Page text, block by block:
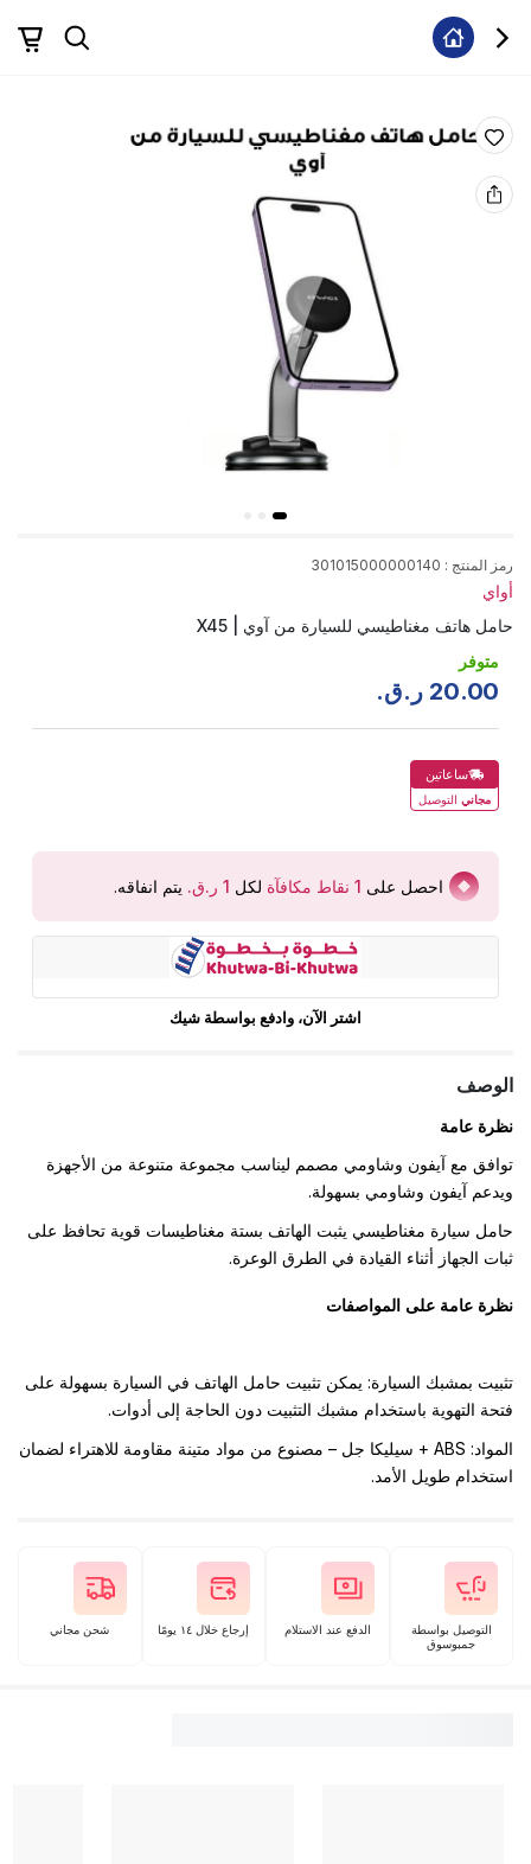
رمز المنتج :
301015000000140
أواي
حامل هاتف مغناطيسي للسيارة من آوي | X45
متوفر
20.00 ر.ق.
ساعاتين
مجاني التوصيل
احصل على 1 نقاط مكافآة لكل يتم انفاقه.
اشتر الآن، وادفع بواسطة شيك
الوصف
نظرة عامة
توافق مع آيفون وشاومي مصمم ليناسب مجموعة متنوعة من الأجهزة
ويدعم آيفون وشاومي بسهولة.
حامل سيارة مغناطيسي يثبت الهاتف بستة مغناطيسات قوية تحافظ على
ثبات الجهاز أثناء القيادة في الطرق الوعرة.
نظرة عامة على المواصفات
تثبيت بمشبك السيارة: يمكن تثبيت حامل الهاتف في السيارة بسهولة على
فتحة التهوية باستخدام مشبك التثبيت دون الحاجة إلى أدوات.
المواد: ‎ABS‎ + سيليكا جل – مصنوع من مواد متينة مقاومة للاهتراء لضمان
استخدام طويل الأمد.
التوصيل بواسطة
جمبوسوق
الدفع عند الاستلام إرجاع خلال ١٤ يومًا شحن مجاني